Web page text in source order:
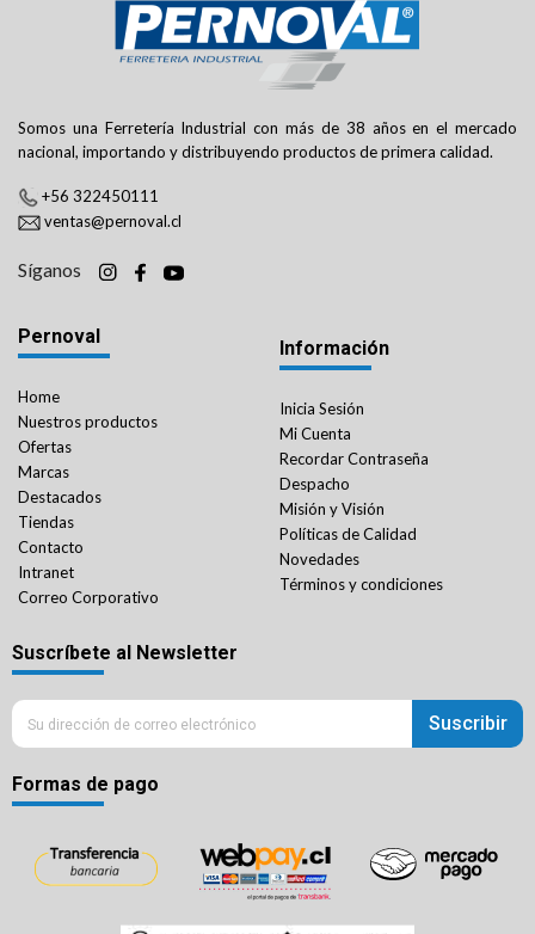
Somos una Ferretería Industrial con más de 38 años en el mercado
nacional, importando y distribuyendo productos de primera calidad.
+56 322450111
ventas@pernoval.cl
Síganos
Pernoval
Home
Nuestros productos
Ofertas
Marcas
Destacados
Tiendas
Contacto
Intranet
Correo Corporativo
Información
Inicia Sesión
Mi Cuenta
Recordar Contraseña
Despacho
Misión y Visión
Políticas de Calidad
Novedades
Términos y condiciones
Suscríbete al Newsletter
Suscribir
Formas de pago